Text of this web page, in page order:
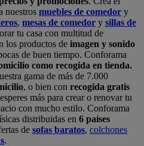
nuestros muebles de comedor y
, mesas de comedor y sillas de
tu casa con multitud de
los productos de imagen y sonido
de buen tiempo. Conforama
como recogida en tienda.
gama de más de 7.000
, o bien con recogida gratis
más para crear o renovar tu
con mucho estilo. Conforama
distribuidas en 6 países
de sofas baratos, colchones
.